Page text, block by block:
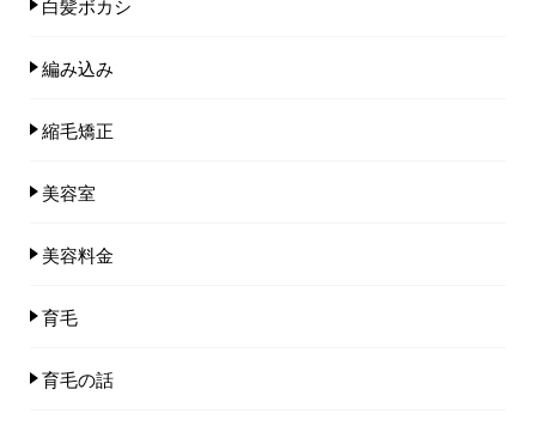
編み込み
縮毛矯正
美容室
美容料金
育毛
育毛の話